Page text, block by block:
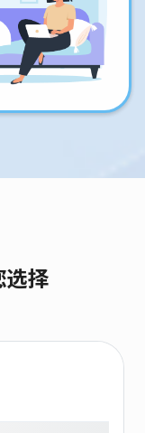
选择